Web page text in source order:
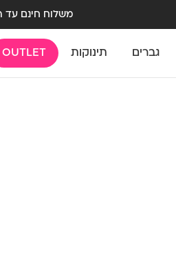
משלוח חינם עד
גברים תינוקות OUTLET